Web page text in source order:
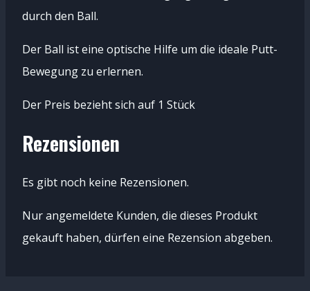
durch den Ball.
Der Ball ist eine optische Hilfe um die ideale Putt-
Bewegung zu erlernen.
Der Preis bezieht sich auf 1 Stück
Rezensionen
Es gibt noch keine Rezensionen.
Nur angemeldete Kunden, die dieses Produkt
gekauft haben, dürfen eine Rezension abgeben.